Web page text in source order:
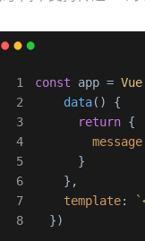
const app = Vue
data( ) {
return {
message
      }
    },
template:
  })